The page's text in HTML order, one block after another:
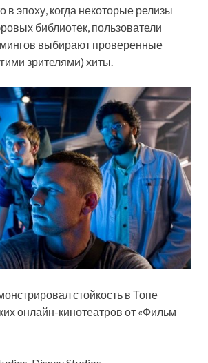
в эпоху, когда некоторые релизы
библиотек, пользователи
выбирают проверенные
зрителями) хиты.
стойкость в Топе
онлайн-кинотеатров от «Фильм